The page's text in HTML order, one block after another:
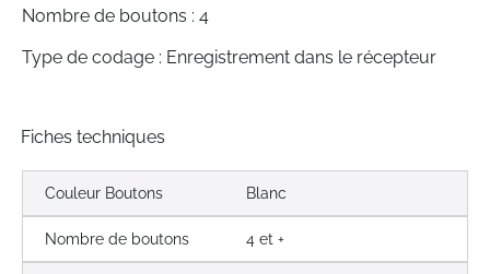
Nombre de boutons : 4
Type de codage : Enregistrement dans le récepteur
Fiches techniques
Couleur Boutons Blanc
Nombre de boutons 4 et +